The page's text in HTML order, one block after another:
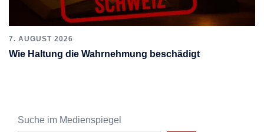
7. AUGUST 2026
Wie Haltung die Wahrnehmung beschädigt
Suche im Medienspiegel